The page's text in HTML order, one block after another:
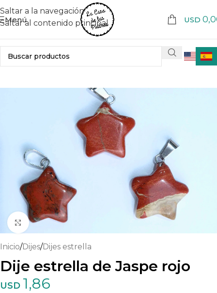
Saltar a la navegación
Saltar al contenido principal
Menú USD
Haga clic para ampliar
Inicio/Dijes/Dijes estrella
Dije estrella de Jaspe rojo
USD 1,86